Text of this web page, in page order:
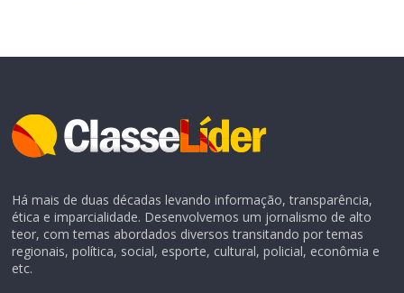
Há mais de duas décadas levando informação, transparência,
ética e imparcialidade. Desenvolvemos um jornalismo de alto
teor, com temas abordados diversos transitando por temas
regionais, política, social, esporte, cultural, policial, econômia e
etc.